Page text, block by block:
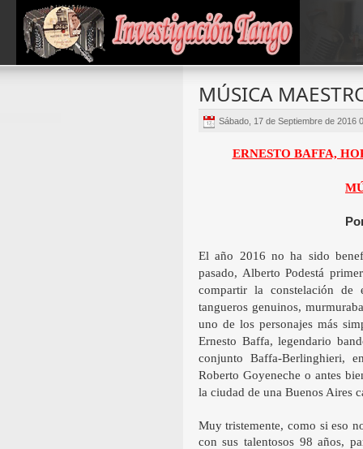
MÚSICA
Sábado, 17 de Septiembre de 2016
ERNESTO BAFFA,
El año 2016 no ha sido
pasado, Alberto Podestá
compartir la constelación de
tangueros genuinos,
uno de los personajes más
Ernesto Baffa, legendario
conjunto Baffa-Berlinghieri,
Roberto Goyeneche o antes
la ciudad de una Buenos Aires
Muy tristemente, como si eso
con sus talentosos 98 años,